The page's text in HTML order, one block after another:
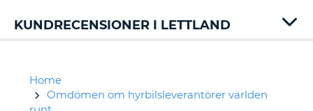
KUNDRECENSIONER I LETTLAND
Motion
Keddy
Home
Omdömen om hyrbilsleverantörer världen